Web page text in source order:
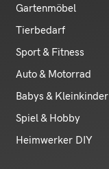
Gartenmöbel
Tierbedarf
Sport & Fitness
Auto & Motorrad
Babys & Kleinkinder
Spiel & Hobby
Heimwerker DIY